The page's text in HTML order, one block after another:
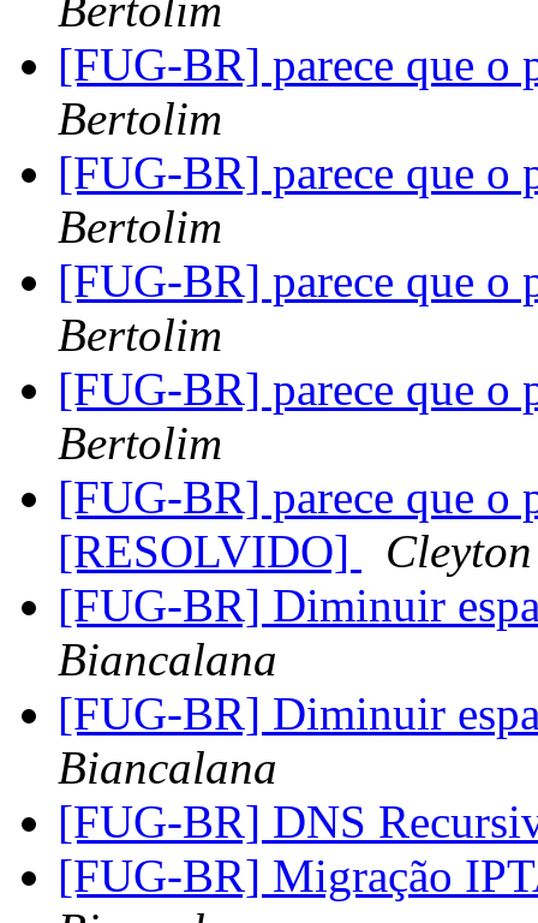
Bertolim
[FUG-BR] parece que o
Bertolim
[FUG-BR] parece que o
Bertolim
[FUG-BR] parece que o
Bertolim
[FUG-BR] parece que o
Bertolim
[FUG-BR] parece que o
[RESOLVIDO]
[FUG-BR] Diminuir
Biancalana
[FUG-BR] Diminuir
Biancalana
[FUG-BR] DNS
[FUG-BR] Migração